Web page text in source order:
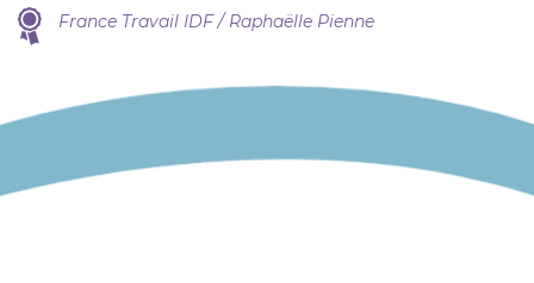
France Travail IDF / Raphaëlle Pienne